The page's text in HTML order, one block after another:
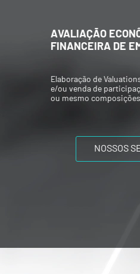
AVALIAÇÃO
FINANCEIRA DE
Elaboração de
e/ou venda de
ou mesmo composições
NOSSOS